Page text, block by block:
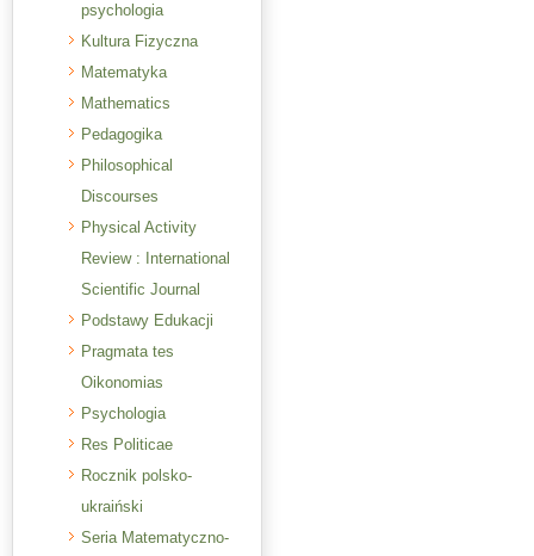
psychologia
Kultura Fizyczna
Matematyka
Mathematics
Pedagogika
Philosophical
Discourses
Physical Activity
Review : International
Scientific Journal
Podstawy Edukacji
Pragmata tes
Oikonomias
Psychologia
Res Politicae
Rocznik polsko-
ukraiński
Seria Matematyczno-